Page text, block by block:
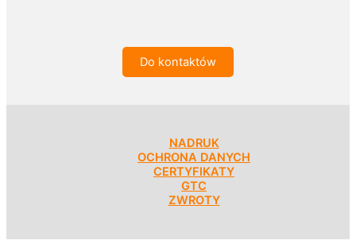
Do kontaktów
NADRUK
OCHRONA DANYCH
CERTYFIKATY
GTC
ZWROTY